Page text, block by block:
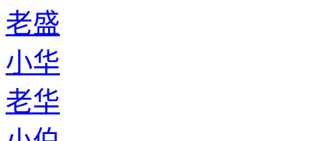
老盛
小华
老华